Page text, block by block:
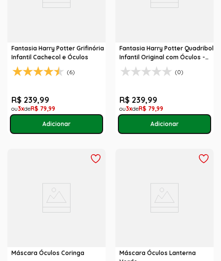
Fantasia Harry Potter Grifinória
Infantil Cachecol e Óculos
(6)
R$ 239,99
3 R$ 79,99
Fantasia Harry Potter Quadribol
Infantil Original com Óculos -
Harry Potter
(0)
R$ 239,99
3 R$ 79,99
Máscara Óculos Coringa
Máscara Óculos Lanterna